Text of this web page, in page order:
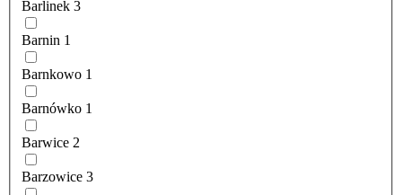
Barlinek 3
Barnin 1
Barnkowo 1
Barnówko 1
Barwice 2
Barzowice 3